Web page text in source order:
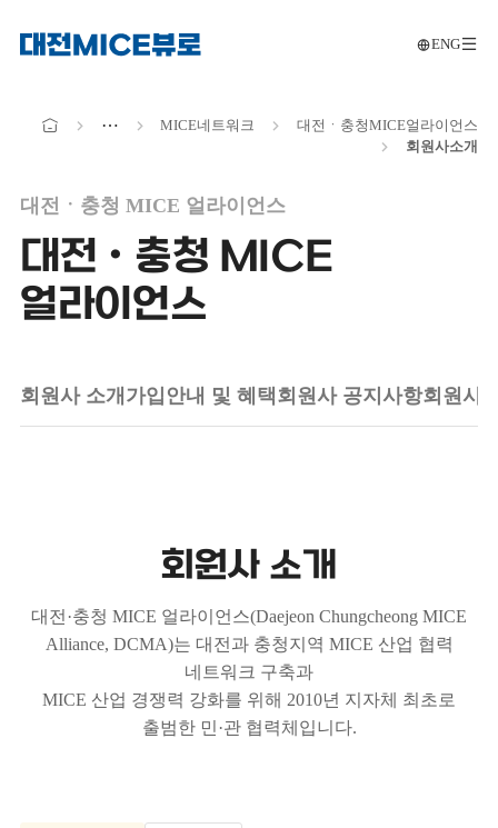
메인으로
이동
ENG
메인으로
⋯ MICE네트워크 대전ㆍ충청MICE얼라이언스
회원사소개
대전ㆍ충청 MICE 얼라이언스
대전ㆍ충청 MICE
얼라이언스
회원사 소개 가입안내 및 혜택 회원사 공지사항회원사
회원사 소개
대전·충청 MICE 얼라이언스(Daejeon Chungcheong MICE
Alliance, DCMA)는 대전과 충청지역 MICE 산업 협력
네트워크 구축과
MICE 산업 경쟁력 강화를 위해 2010년 지자체 최초로
출범한 민·관 협력체입니다.